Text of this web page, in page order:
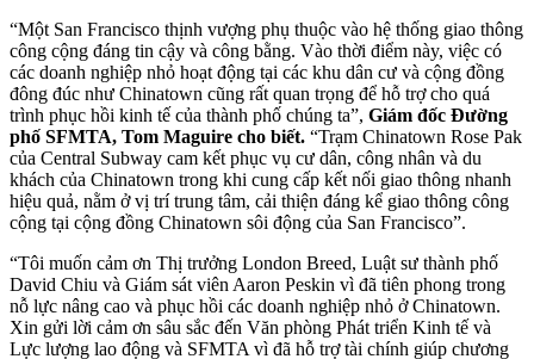
“Một San Francisco thịnh vượng phụ thuộc vào hệ thống giao thông
công cộng đáng tin cậy và công bằng. Vào thời điểm này, việc có
các doanh nghiệp nhỏ hoạt động tại các khu dân cư và cộng đồng
đông đúc như Chinatown cũng rất quan trọng để hỗ trợ cho quá
trình phục hồi kinh tế của thành phố chúng ta”, Giám đốc Đường
phố SFMTA, Tom Maguire cho biết. “Trạm Chinatown Rose Pak
của Central Subway cam kết phục vụ cư dân, công nhân và du
khách của Chinatown trong khi cung cấp kết nối giao thông nhanh
hiệu quả, nằm ở vị trí trung tâm, cải thiện đáng kể giao thông công
cộng tại cộng đồng Chinatown sôi động của San Francisco”.
“Tôi muốn cảm ơn Thị trưởng London Breed, Luật sư thành phố
David Chiu và Giám sát viên Aaron Peskin vì đã tiên phong trong
nỗ lực nâng cao và phục hồi các doanh nghiệp nhỏ ở Chinatown.
Xin gửi lời cảm ơn sâu sắc đến Văn phòng Phát triển Kinh tế và
Lực lượng lao động và SFMTA vì đã hỗ trợ tài chính giúp chương